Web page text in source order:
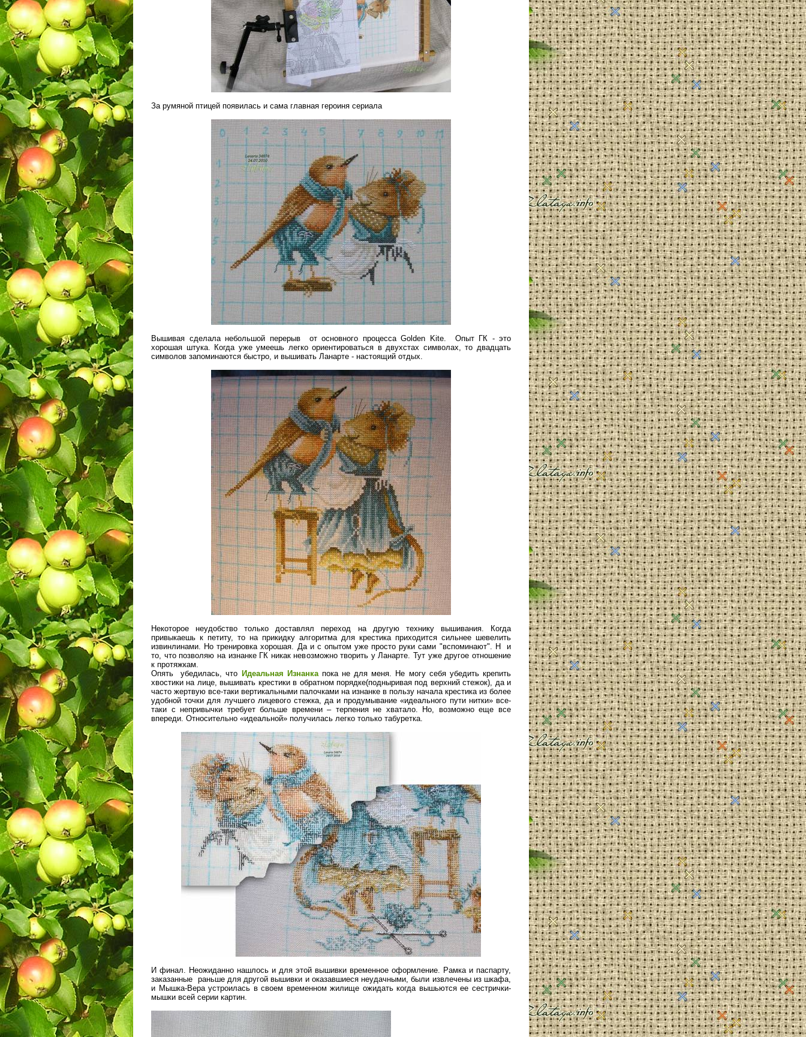
За румяной птицей появилась и сама главная героиня сериала
Вышивая сделала небольшой перерыв от основного процесса Golden Kite. Опыт ГК - это
хорошая штука. Когда уже умеешь легко ориентироваться в двухстах символах, то двадцать
символов запоминаются быстро, и вышивать Ланарте - настоящий отдых.
Некоторое неудобство только доставлял переход на другую технику вышивания. Когда
привыкаешь к петиту, то на прикидку алгоритма для крестика приходится сильнее шевелить
извинлинами. Но тренировка хорошая. Да и с опытом уже просто руки сами "вспоминают". Н и
то, что позволяю на изнанке ГК никак невозможно творить у Ланарте. Тут уже другое отношение
к протяжкам.
Опять убедилась, что Идеальная Изнанкапока не для меня. Не могу себя убедить крепить
хвостики на лице, вышивать крестики в обратном порядке(подныривая под верхний стежок), да и
часто жертвую все-таки вертикальными палочками на изнанке в пользу начала крестика из более
удобной точки для лучшего лицевого стежка, да и продумывание «идеального пути нитки» все-
таки с непривычки требует больше времени – терпения не хватало. Но, возможно еще все
впереди. Относительно «идеальной» получилась легко только табуретка.
И финал. Неожиданно нашлось и для этой вышивки временное оформление. Рамка и паспарту,
заказанные раньше для другой вышивки и оказавшиеся неудачными, были извлечены из шкафа,
и Мышка-Вера устроилась в своем временном жилище ожидать когда вышьются ее сестрички-
мышки всей серии картин.